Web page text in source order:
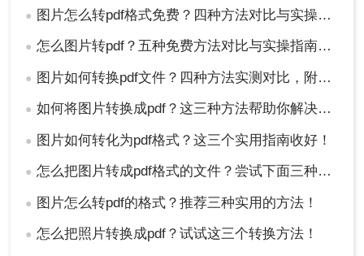
● 图片怎么转pdf格式免费？四种方法对比与实操指南（附详细表格）!
● 怎么图片转pdf？五种免费方法对比与实操指南（附详细表格）！
● 图片如何转换pdf文件？四种方法实测对比，附各场景最优选！
● 如何将图片转换成pdf？这三种方法帮助你解决问题！
● 图片如何转化为pdf格式？这三个实用指南收好！
● 怎么把图片转成pdf格式的文件？尝试下面三种方法！
● 图片怎么转pdf的格式？推荐三种实用的方法！
● 怎么把照片转换成pdf？试试这三个转换方法！